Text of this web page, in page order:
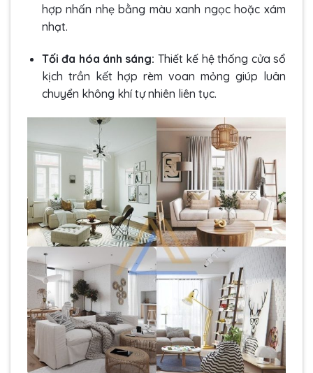
hợp nhấn nhẹ bằng màu xanh ngọc hoặc xám
nhạt.
Tối đa hóa ánh sáng: Thiết kế hệ thống cửa sổ
kịch trần kết hợp rèm voan mỏng giúp luân
chuyển không khí tự nhiên liên tục.